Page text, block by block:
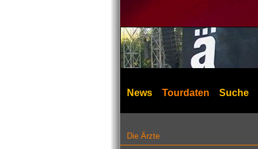
News Tourdaten Suche
Die Ärzte